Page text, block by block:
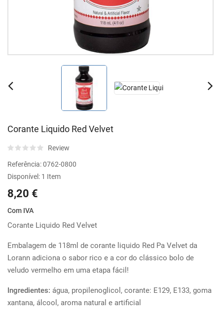
Corante Liquido Red Velvet
Review
Referência:0762-0800
Disponível: 1 Item
8,20 €
Com IVA
Corante Liquido Red Velvet
Embalagem de 118ml de corante liquido Red Pa Velvet da
Lorann adiciona o sabor rico e a cor do clássico bolo de
veludo vermelho em uma etapa fácil!
Ingredientes: água, propilenoglicol, corante: E129, E133, goma
xantana, álcool, aroma natural e artificial